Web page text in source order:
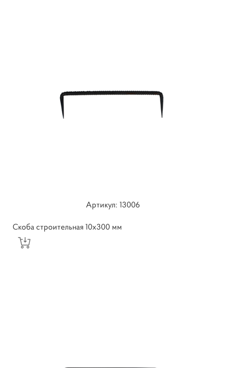
Артикул: ​13006
Скоба строительная 10х300 мм